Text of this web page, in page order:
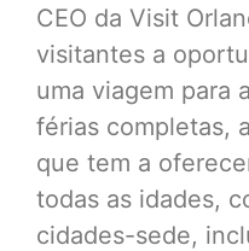
CEO da Visit
visitantes a
uma viagem para
férias completas,
que tem a
todas as idades,
cidades-sede,